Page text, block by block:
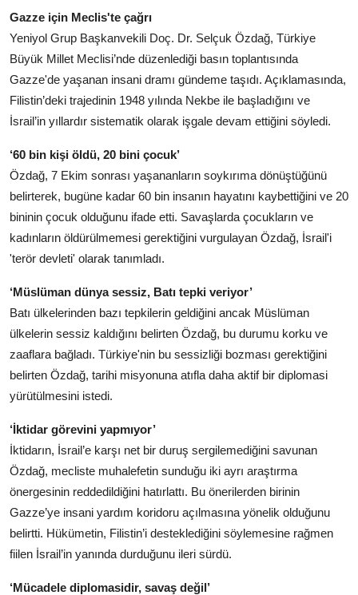
Gazze için Meclis'te çağrı
Yeniyol Grup Başkanvekili Doç. Dr. Selçuk Özdağ, Türkiye
Büyük Millet Meclisi’nde düzenlediği basın toplantısında
Gazze'de yaşanan insani dramı gündeme taşıdı. Açıklamasında,
Filistin’deki trajedinin 1948 yılında Nekbe ile başladığını ve
İsrail’in yıllardır sistematik olarak işgale devam ettiğini söyledi.
‘60 bin kişi öldü, 20 bini çocuk’
Özdağ, 7 Ekim sonrası yaşananların soykırıma dönüştüğünü
belirterek, bugüne kadar 60 bin insanın hayatını kaybettiğini ve 20
bininin çocuk olduğunu ifade etti. Savaşlarda çocukların ve
kadınların öldürülmemesi gerektiğini vurgulayan Özdağ, İsrail'i
'terör devleti' olarak tanımladı.
‘Müslüman dünya sessiz, Batı tepki veriyor’
Batı ülkelerinden bazı tepkilerin geldiğini ancak Müslüman
ülkelerin sessiz kaldığını belirten Özdağ, bu durumu korku ve
zaaflara bağladı. Türkiye'nin bu sessizliği bozması gerektiğini
belirten Özdağ, tarihi misyonuna atıfla daha aktif bir diplomasi
yürütülmesini istedi.
‘İktidar görevini yapmıyor’
İktidarın, İsrail’e karşı net bir duruş sergilemediğini savunan
Özdağ, mecliste muhalefetin sunduğu iki ayrı araştırma
önergesinin reddedildiğini hatırlattı. Bu önerilerden birinin
Gazze’ye insani yardım koridoru açılmasına yönelik olduğunu
belirtti. Hükümetin, Filistin’i desteklediğini söylemesine rağmen
fiilen İsrail’in yanında durduğunu ileri sürdü.
‘Mücadele diplomasidir, savaş değil’